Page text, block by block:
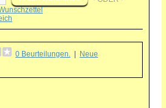
0 Beurteilungen.
Neue